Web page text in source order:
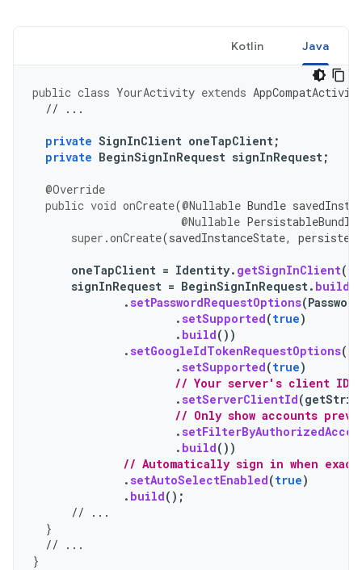
Java
Kotlin
public class YourActivity extends
// ...
private SignInClient oneTapClient;
private BeginSignInRequest signInRequest;
@Override
public void onCreate(@Nullable Bundle
@Nullable PersistableBundle
super .onCreate(savedInstanceState,
oneTapClient = Identity. getSignInClient(
signInRequest = BeginSignInRequest.
.setPasswordRequestOptions(
.setSupported(true)
. build())
.setGoogleIdTokenRequestOptions(
.setSupported(true)
// Your server's client ID,
.setServerClientId(
// Only show accounts
.
. build())
// Automatically sign in when
.setAutoSelectEnabled(true)
. build();
// ...
}
// ...
}